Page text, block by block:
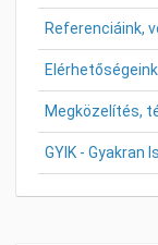
Referenciáink,
Elérhetőségeink
Megközelítés,
GYIK - Gyakran